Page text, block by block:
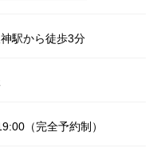
駅から徒歩3分
（完全予約制）